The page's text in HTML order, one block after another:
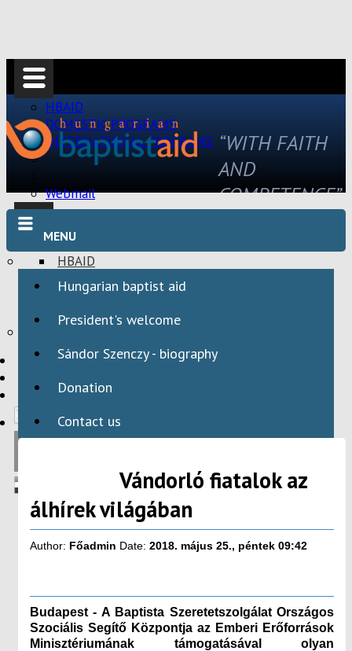
HBAID
DOMESTIC PROGRAMS
INTERNATIONAL PROGRAMS
Webmail
HBAID
DOMESTIC PROGRAMS
HBAID
INTERNATIONAL PROGRAMS
“WITH FAITH
AND
COMPETENCE”
MENU
Hungarian baptist aid
President's welcome
Sándor Szenczy - biography
Donation
Contact us
Vándorló fiatalok az
álhírek világában
Author: Főadmin Date: 2018. május 25., péntek 09:42
Budapest - A Baptista Szeretetszolgálat Országos
Szociális Segítő Központja az Emberi Erőforrások
Minisztériumának támogatásával olyan